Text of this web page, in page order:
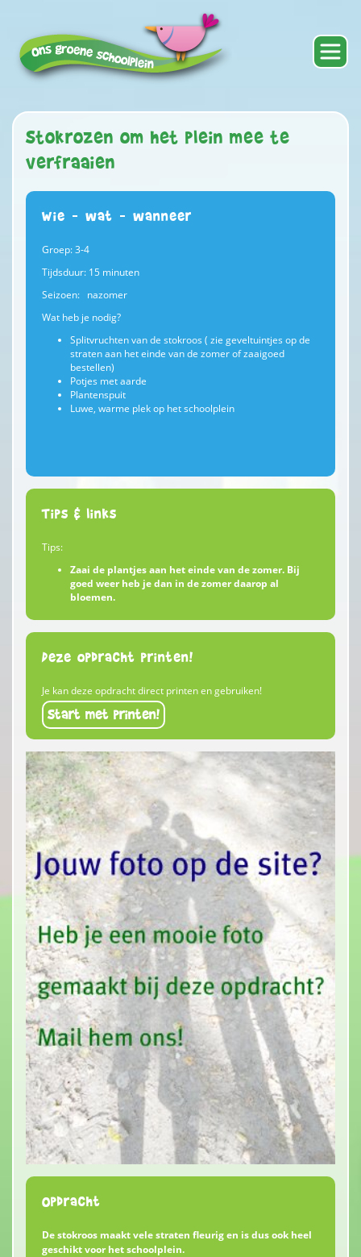
Stokrozen om het plein mee te
verfraaien
Wie – wat – wanneer
Groep: 3-4
Tijdsduur: 15 minuten
Seizoen: nazomer
Wat heb je nodig?
Splitvruchten van de stokroos ( zie geveltuintjes op de
straten aan het einde van de zomer of zaaigoed
bestellen)
Potjes met aarde
Plantenspuit
Luwe, warme plek op het schoolplein
Tips & links
Tips:
Zaai de plantjes aan het einde van de zomer. Bij
goed weer heb je dan in de zomer daarop al
bloemen.
Deze opdracht printen!
Je kan deze opdracht direct printen en gebruiken!
Start met printen!
Opdracht
De stokroos maakt vele straten fleurig en is dus ook heel
geschikt voor het schoolplein.